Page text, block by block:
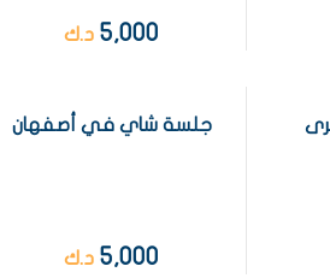
5,000 د.ك
جلسة شاي في أصفهان
5,000 د.ك